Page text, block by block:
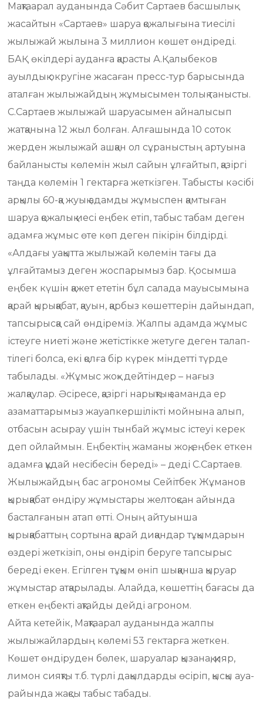
Мақтаарал ауданында Сәбит Сартаев басшылық
жасайтын «Сартаев» шаруа қожалығына тиесілі
жылыжай жылына 3 миллион көшет өндіреді.
БАҚ өкілдері ауданға қарасты А.Қалыбеков
ауылдық округіне жасаған пресс-тур барысында
аталған жылыжайдың жұмысымен толық танысты.
С.Сартаев жылыжай шаруасымен айналысып
жатқанына 12 жыл болған. Алғашында 10 соток
жерден жылыжай ашқан ол сұраныстың артуына
байланысты көлемін жыл сайын ұлғайтып, қазіргі
таңда көлемін 1 гектарға жеткізген. Табысты кәсібі
арқылы 60-қа жуық адамды жұмыспен қамтыған
шаруа қожалық иесі еңбек етіп, табыс табам деген
адамға жұмыс өте көп деген пікірін білдірді.
«Алдағы уақытта жылыжай көлемін тағы да
ұлғайтамыз деген жоспарымыз бар. Қосымша
еңбек күшін қажет ететін бұл салада мауысымына
қарай қырыққабат, қауын, қарбыз көшеттерін дайындап,
тапсырысқа сай өндіреміз. Жалпы адамда жұмыс
істеуге ниеті және жетістікке жетуге деген талап-
тілегі болса, екі қолға бір күрек міндетті түрде
табылады. «Жұмыс жоқ» дейтіндер – нағыз
жалқаулар. Әсіресе, қазіргі нарықтық заманда ер
азаматтарымыз жауапкершілікті мойнына алып,
отбасын асырау үшін тынбай жұмыс істеуі керек
деп ойлаймын. Еңбектің жаманы жоқ, еңбек еткен
адамға құдай несібесін береді» – деді С.Сартаев.
Жылыжайдың бас агрономы Сейітбек Жұманов
қырыққабат өндіру жұмыстары желтоқсан айында
басталғанын атап өтті. Оның айтуынша
қырыққабаттың сортына қарай диқандар тұқымдарын
өздері жеткізіп, оны өндіріп беруге тапсырыс
береді екен. Егілген тұқым өніп шыққанша қыруар
жұмыстар атқарылады. Алайда, көшеттің бағасы да
еткен еңбекті ақтайды дейді агроном.
Айта кетейік, Мақтаарал ауданында жалпы
жылыжайлардың көлемі 53 гектарға жеткен.
Көшет өндіруден бөлек, шаруалар қызанақ, қияр,
лимон сияқты т.б. түрлі дақылдарды өсіріп, қысқы ауа-
райында жақсы табыс табады.